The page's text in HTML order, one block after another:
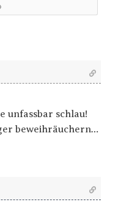
unfassbar schlau!
beweihräuchern…